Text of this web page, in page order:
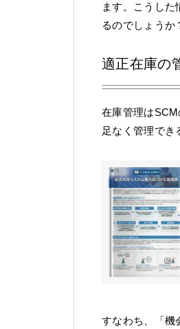
ます。こうし
るのでしょうか
適正在庫の
在庫管理は
足なく管理でき
すなわち、「機